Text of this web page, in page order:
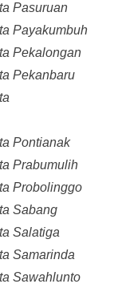
Pasuruan
Payakumbuh
Pekalongan
Pekanbaru
Pontianak
Prabumulih
Probolinggo
Sabang
Salatiga
Samarinda
Sawahlunto